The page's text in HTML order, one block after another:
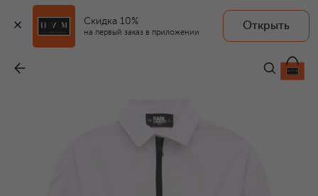
Скидка 10%
на первый заказ в приложении
Открыть
10 650 ₽